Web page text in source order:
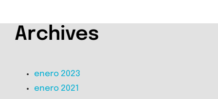
Archives
enero 2023
enero 2021